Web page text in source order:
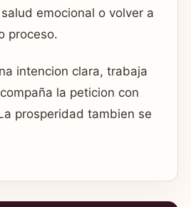
emocional o volver a
proceso.
intencion clara, trabaja
la peticion con
prosperidad tambien se